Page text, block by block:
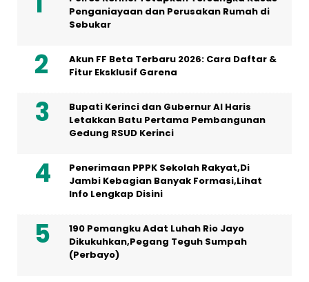
Penganiayaan dan Perusakan Rumah di
Sebukar
Akun FF Beta Terbaru 2026: Cara Daftar &
Fitur Eksklusif Garena
Bupati Kerinci dan Gubernur Al Haris
Letakkan Batu Pertama Pembangunan
Gedung RSUD Kerinci
Penerimaan PPPK Sekolah Rakyat,Di
Jambi Kebagian Banyak Formasi,Lihat
Info Lengkap Disini
190 Pemangku Adat Luhah Rio Jayo
Dikukuhkan,Pegang Teguh Sumpah
(Perbayo)